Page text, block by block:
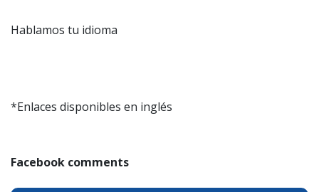
Hablamos tu idioma
*Enlaces disponibles en inglés
Facebook comments